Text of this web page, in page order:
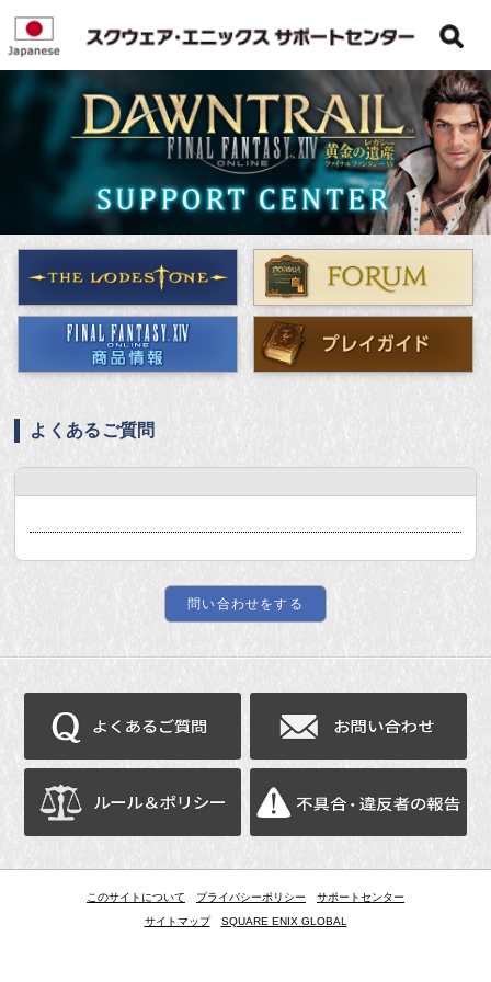
よくあるご質問
このサイトについて プライバシーポリシー
サポートセンター
サイトマップ
SQUARE ENIX GLOBAL